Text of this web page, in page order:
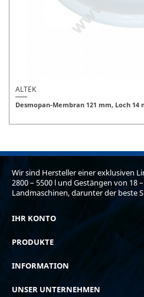
ALTEK
Desmopan-Membran 121 mm, Loch 14
Wir sind Hersteller einer exklusiven
2800 – 5500 l und Gestängen von 18
Landmaschinen, darunter der beste
IHR KONTO
PRODUKTE
INFORMATION
UNSER UNTERNEHMEN